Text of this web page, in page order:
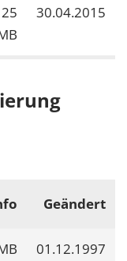
30.04.2015
Geändert
01.12.1997